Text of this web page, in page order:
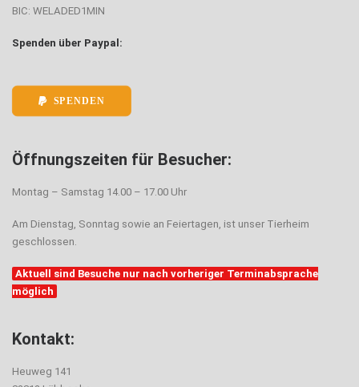
BIC: WELADED1MIN
Spenden über Paypal:
SPENDEN
Öffnungszeiten für Besucher:
Montag – Samstag 14.00 – 17.00 Uhr
Am Dienstag, Sonntag sowie an Feiertagen, ist unser Tierheim
geschlossen.
Aktuell sind Besuche nur nach vorheriger Terminabsprache
möglich
Kontakt:
Heuweg 141